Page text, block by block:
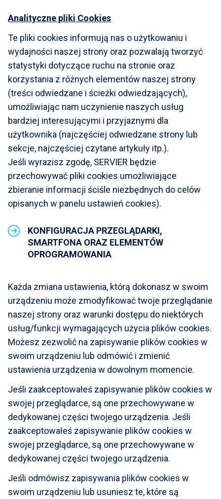
Analityczne pliki Cookies
Te pliki cookies informują nas o użytkowaniu i
wydajności naszej strony oraz pozwalają tworzyć
statystyki dotyczące ruchu na stronie oraz
korzystania z różnych elementów naszej strony
(treści odwiedzane i ścieżki odwiedzających),
umożliwiając nam uczynienie naszych usług
bardziej interesującymi i przyjaznymi dla
użytkownika (najczęściej odwiedzane strony lub
sekcje, najczęściej czytane artykuły itp.).
Jeśli wyrazisz zgodę, SERVIER będzie
przechowywać pliki cookies umożliwiające
zbieranie informacji ściśle niezbędnych do celów
opisanych w panelu ustawień cookies).
KONFIGURACJA PRZEGLĄDARKI,
SMARTFONA ORAZ ELEMENTÓW
OPROGRAMOWANIA
Każda zmiana ustawienia, którą dokonasz w swoim
urządzeniu może zmodyfikować twoje przeglądanie
naszej strony oraz warunki dostępu do niektórych
usług/funkcji wymagających użycia plików cookies.
Możesz zezwolić na zapisywanie plików cookies w
swoim urządzeniu lub odmówić i zmienić
ustawienia urządzenia w dowolnym momencie.
Jeśli zaakceptowałeś zapisywanie plików cookies w
swojej przeglądarce, są one przechowywane w
dedykowanej części twojego urządzenia. Jeśli
zaakceptowałeś zapisywanie plików cookies w
swojej przeglądarce, są one przechowywane w
dedykowanej części twojego urządzenia.
Jeśli odmówisz zapisywania plików cookies w
swoim urządzeniu lub usuniesz te, które są